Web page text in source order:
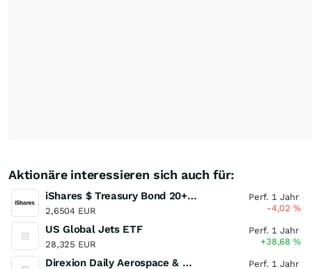
Aktionäre interessieren sich auch für:
iShares $ Treasury Bond 20+yr UCITS ETF
2,6504 EUR
Perf. 1 Jahr
-4,02%
US Global Jets ETF
28,325 EUR
Perf. 1 Jahr
+38,68%
Direxion Daily Aerospace & Defense Bull 3X Shares Perf. 1 Jahr